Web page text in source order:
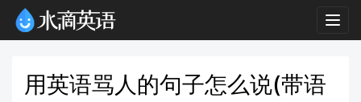
用英语骂人的句子怎么说(带语